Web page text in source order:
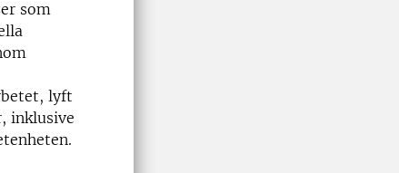
som
lyft
inklusive